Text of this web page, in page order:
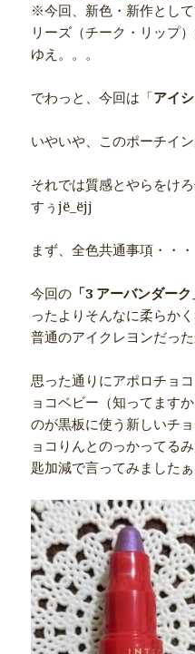
※今回、新色・新作とし
リーズ（チーク・リップ
ゆえ。。。
でわっと、今回は「アイ
いやいや、このポーチイ
それでは質感とやらをけ
すぅjё_ёjj
まず、全色共通事項・・・
今回の 「3 アーバンダー
ったよりそんなに柔らかく
普通のアイクレヨンだっ
思った通りにアポロチョ
ョコベビー（知ってます
のが黒板に使う新しいチ
ョコりんとのっかってる
匙加減で言ってみました